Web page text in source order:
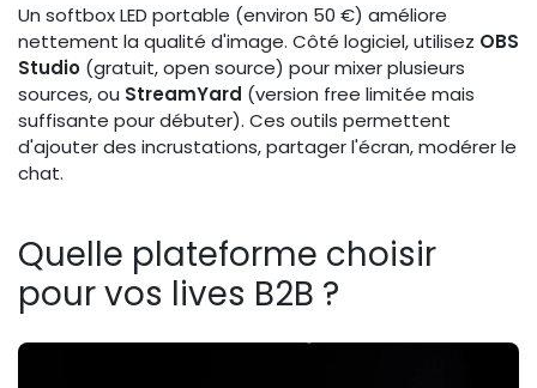
Un softbox LED portable (environ 50 €) améliore
nettement la qualité d'image. Côté logiciel, utilisez OBS
Studio (gratuit, open source) pour mixer plusieurs
sources, ou StreamYard (version free limitée mais
suffisante pour débuter). Ces outils permettent
d'ajouter des incrustations, partager l'écran, modérer le
chat.
Quelle plateforme choisir
pour vos lives B2B ?